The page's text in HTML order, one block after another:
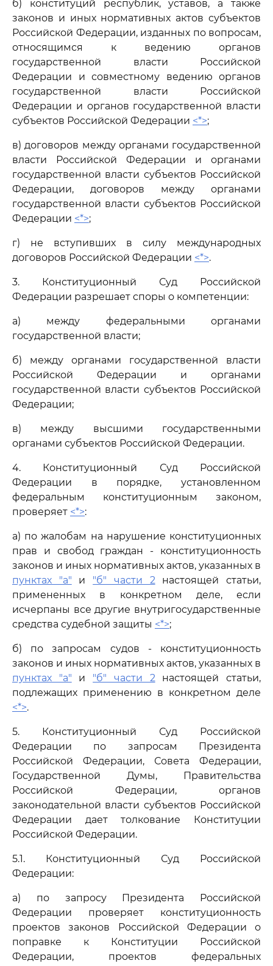
б) конституций республик, уставов, а также
законов и иных нормативных актов субъектов
Российской Федерации, изданных по вопросам,
относящимся к ведению органов
государственной власти Российской
Федерации и совместному ведению органов
государственной власти Российской
Федерации и органов государственной власти
субъектов Российской Федерации <*>;
в) договоров между органами государственной
власти Российской Федерации и органами
государственной власти субъектов Российской
Федерации, договоров между органами
государственной власти субъектов Российской
Федерации <*>;
г) не вступивших в силу международных
договоров Российской Федерации <*>.
3. Конституционный Суд Российской
Федерации разрешает споры о компетенции:
а) между федеральными органами
государственной власти;
б) между органами государственной власти
Российской Федерации и органами
государственной власти субъектов Российской
Федерации;
в) между высшими государственными
органами субъектов Российской Федерации.
4. Конституционный Суд Российской
Федерации в порядке, установленном
федеральным конституционным законом,
проверяет <*>:
а) по жалобам на нарушение конституционных
прав и свобод граждан - конституционность
законов и иных нормативных актов, указанных в
пунктах "а" и "б" части 2настоящей статьи,
примененных в конкретном деле, если
исчерпаны все другие внутригосударственные
средства судебной защиты <*>;
б) по запросам судов - конституционность
законов и иных нормативных актов, указанных в
пунктах "а" и "б" части 2настоящей статьи,
подлежащих применению в конкретном деле
<*>.
5. Конституционный Суд Российской
Федерации по запросам Президента
Российской Федерации, Совета Федерации,
Государственной Думы, Правительства
Российской Федерации, органов
законодательной власти субъектов Российской
Федерации дает толкование Конституции
Российской Федерации.
5.1. Конституционный Суд Российской
Федерации:
а) по запросу Президента Российской
Федерации проверяет конституционность
проектов законов Российской Федерации о
поправке к Конституции Российской
Федерации, проектов федеральных